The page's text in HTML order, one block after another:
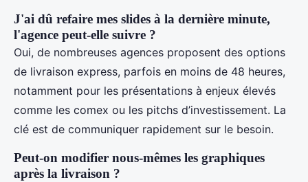
J'ai dû refaire mes slides à la dernière minute,
l'agence peut-elle suivre ?
Oui, de nombreuses agences proposent des options
de livraison express, parfois en moins de 48 heures,
notamment pour les présentations à enjeux élevés
comme les comex ou les pitchs d’investissement. La
clé est de communiquer rapidement sur le besoin.
Peut-on modifier nous-mêmes les graphiques
après la livraison ?